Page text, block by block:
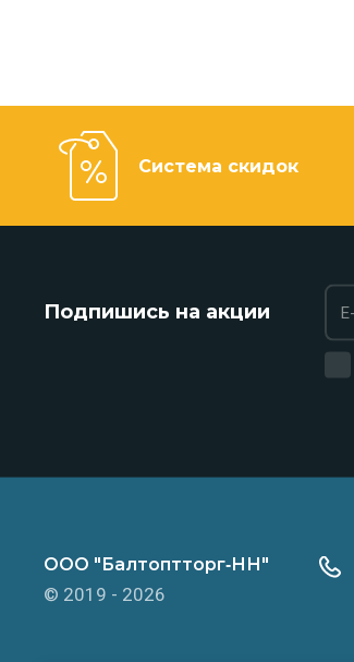
Система скидок
Подпишись на акции
ООО "Балтоптторг‑НН"
© 2019 - 2026